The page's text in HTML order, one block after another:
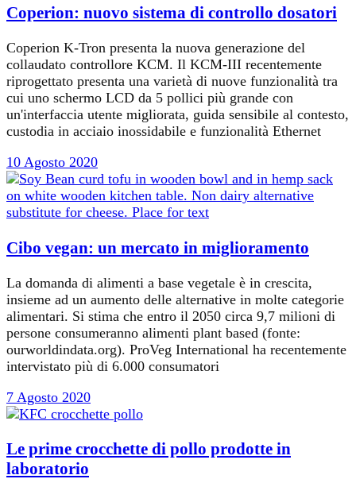
Coperion: nuovo sistema di controllo dosatori
Coperion K-Tron presenta la nuova generazione del
collaudato controllore KCM. Il KCM-III recentemente
riprogettato presenta una varietà di nuove funzionalità tra
cui uno schermo LCD da 5 pollici più grande con
un'interfaccia utente migliorata, guida sensibile al contesto,
custodia in acciaio inossidabile e funzionalità Ethernet
10 Agosto 2020
Cibo vegan: un mercato in miglioramento
La domanda di alimenti a base vegetale è in crescita,
insieme ad un aumento delle alternative in molte categorie
alimentari. Si stima che entro il 2050 circa 9,7 milioni di
persone consumeranno alimenti plant based (fonte:
ourworldindata.org). ProVeg International ha recentemente
intervistato più di 6.000 consumatori
7 Agosto 2020
Le prime crocchette di pollo prodotte in
laboratorio